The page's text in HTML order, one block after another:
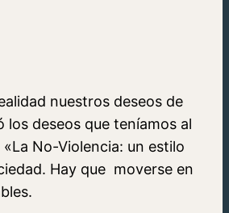
nuestros deseos de
deseos que teníamos al
No-Violencia: un estilo
Hay que moverse en